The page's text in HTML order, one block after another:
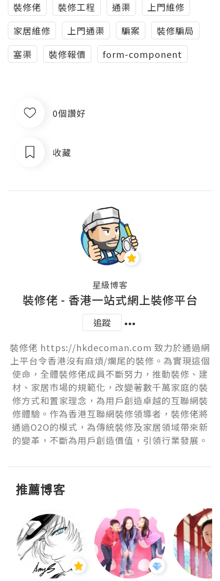
裝修佬 裝修工程 通渠
上門維修
家居維修
上門通渠 騙案
裝修騙局
塞渠
裝修報價 form-component
0個讚好
收藏
星級博客
裝修佬 - 香港一站式網上裝修平台
追蹤
裝修佬 https://hkdecoman.com 致力於通過網
上平台令香港沒有麻煩/爛尾的裝修。為實現這個
使命，全體裝修佬成員不斷努力，推動裝修、建
材、家居市場的規範化，改變著數千萬家庭的裝
修方式和置家理念，為用戶創造卓越的互聯網裝
修體驗。作為香港互聯網裝修領導者，裝修佬將
通過O2O的模式，為傳統裝修及家居領域帶來新
的變革，不斷為用戶創造價值，引領行業發展。
推薦博客